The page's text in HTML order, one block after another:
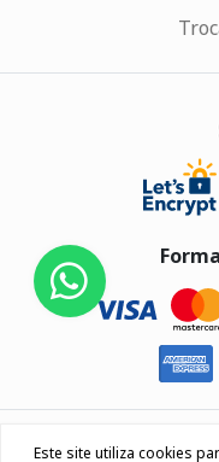
Eletrus
Este site utiliza cookies